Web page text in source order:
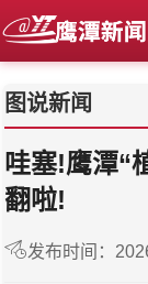
图说新闻
哇塞!鹰潭“
翻啦!
发布时间：